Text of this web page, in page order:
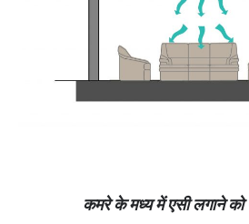
कमरे के मध्य में एसी लगाने को